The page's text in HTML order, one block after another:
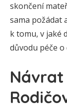
skončení
sama požádat
k tomu, v jaké
důvodu péče
Návrat